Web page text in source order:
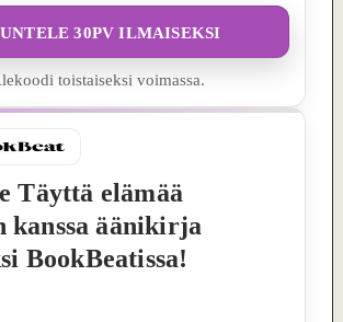
30PV ILMAISEKSI
toistaiseksi voimassa.
Täyttä elämää
kanssa äänikirja
BookBeatissa!